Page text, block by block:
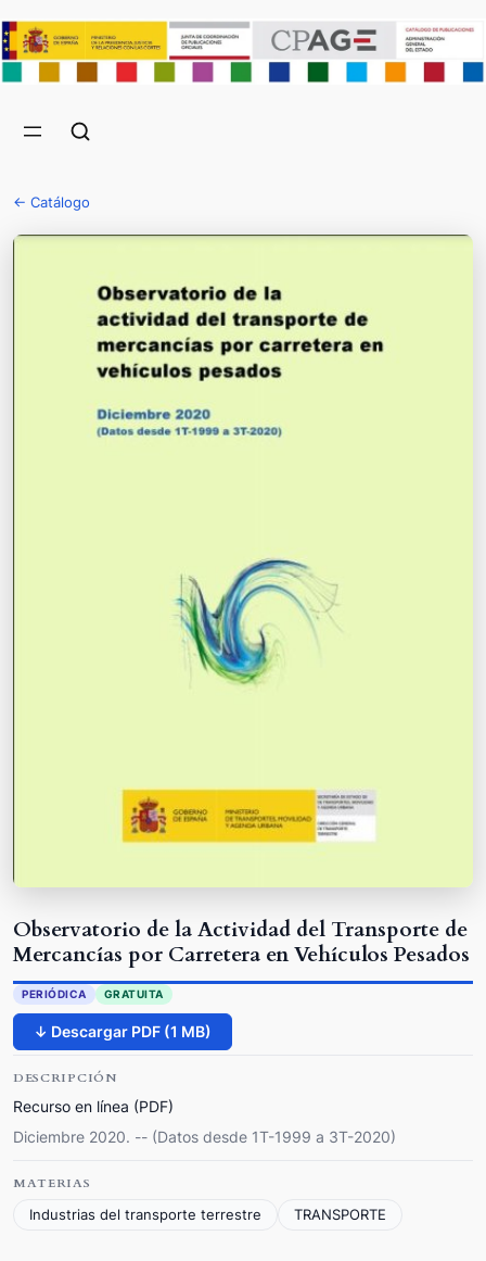
← Catálogo
Observatorio de la Actividad del Transporte de
Mercancías por Carretera en Vehículos Pesados
PERIÓDICA GRATUITA
↓ Descargar PDF (1 MB)
DESCRIPCIÓN
Recurso en línea (PDF)
Diciembre 2020. -- (Datos desde 1T-1999 a 3T-2020)
MATERIAS
Industrias del transporte terrestre
TRANSPORTE